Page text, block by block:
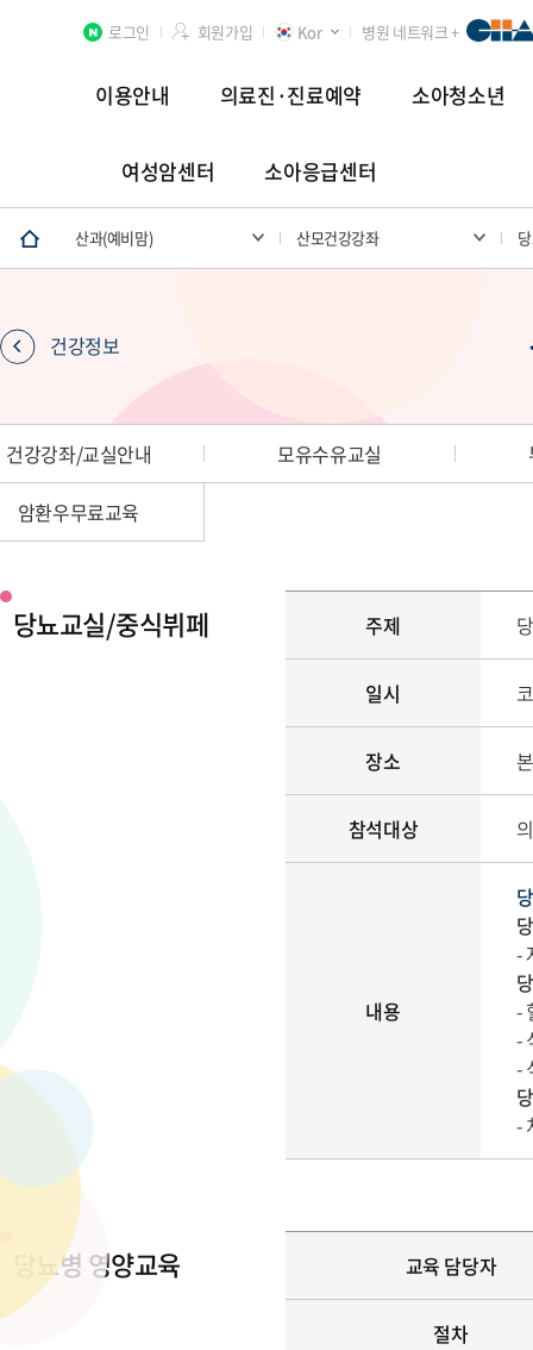
로그인 회원가입 Kor 병원 네트워크 +
이용안내 의료진·진료예약 소아청소년
여성암센터 소아응급센터
장례식장
산과(예비맘) 산모건강강좌
건강정보
건강강좌/교실안내 모유수유교실
암환우무료교육
당뇨교실/중식뷔페 주제
일시
장소
참석대상
내용
-
-
-
-
-
당뇨병 영양교육 교육 담당자
절차